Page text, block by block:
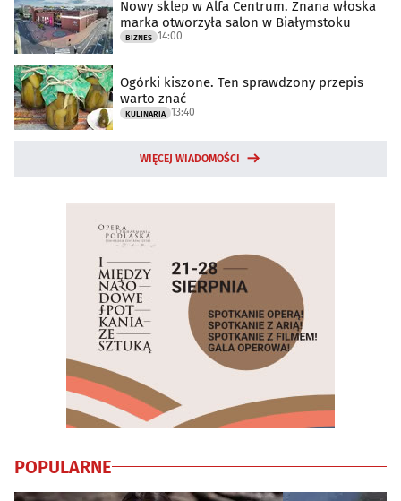
Nowy sklep w Alfa Centrum. Znana włoska
marka otworzyła salon w Białymstoku
BIZNES 14:00
Ogórki kiszone. Ten sprawdzony przepis
warto znać
KULINARIA 13:40
WIĘCEJ WIADOMOŚCI
POPULARNE